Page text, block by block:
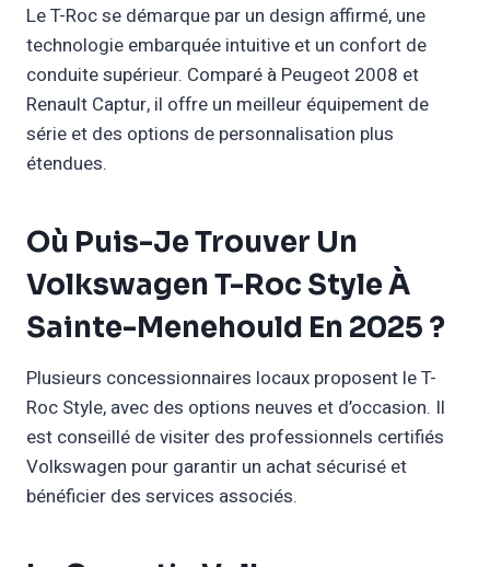
Le T-Roc se démarque par un design affirmé, une
technologie embarquée intuitive et un confort de
conduite supérieur. Comparé à Peugeot 2008 et
Renault Captur, il offre un meilleur équipement de
série et des options de personnalisation plus
étendues.
Où Puis-Je Trouver Un
Volkswagen T-Roc Style À
Sainte-Menehould En 2025 ?
Plusieurs concessionnaires locaux proposent le T-
Roc Style, avec des options neuves et d’occasion. Il
est conseillé de visiter des professionnels certifiés
Volkswagen pour garantir un achat sécurisé et
bénéficier des services associés.